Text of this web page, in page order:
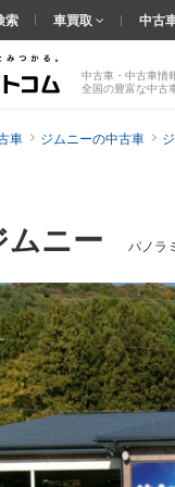
中古車・中古車情
全国の豊富な中古
索 車買取 中古
車 ジムニーの中古車
ニー パノラ